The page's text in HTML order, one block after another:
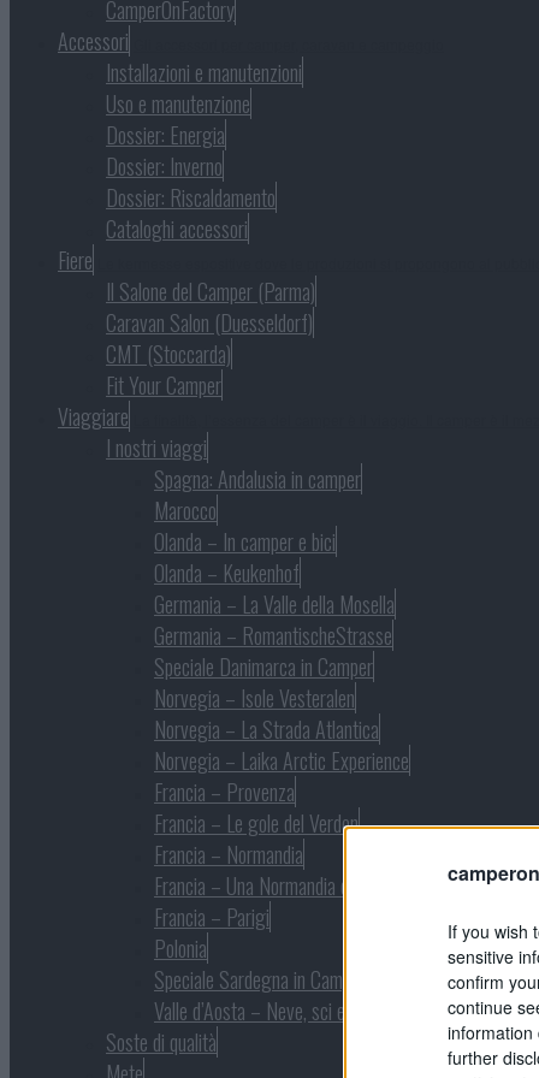
If you wish
sensitive
confirm
continue
information
further
CamperOnFactory
Accessori
Installazioni e manutenzioni
Uso e manutenzione
Dossier: Energia
Dossier: Inverno
Dossier: Riscaldamento
Cataloghi accessori
Fiere
Il Salone del Camper (Parma)
Caravan Salon (Duesseldorf)
CMT (Stoccarda)
Fit Your Camper
Viaggiare
I nostri viaggi
Spagna: Andalusia in camper
Marocco
Olanda – In camper e bici
Olanda – Keukenhof
Germania – La Valle della Mosella
Germania – RomantischeStrasse
Speciale Danimarca in Camper
Norvegia – Isole Vesteralen
Norvegia – La Strada Atlantica
Norvegia – Laika Arctic Experience
Francia – Provenza
Francia – Le gole del Verdon
Francia – Normandia
Francia – Una Normandia diversa
Francia – Parigi
Polonia
Speciale Sardegna in Camper
Valle d’Aosta – Neve, sci e natura
Soste di qualità